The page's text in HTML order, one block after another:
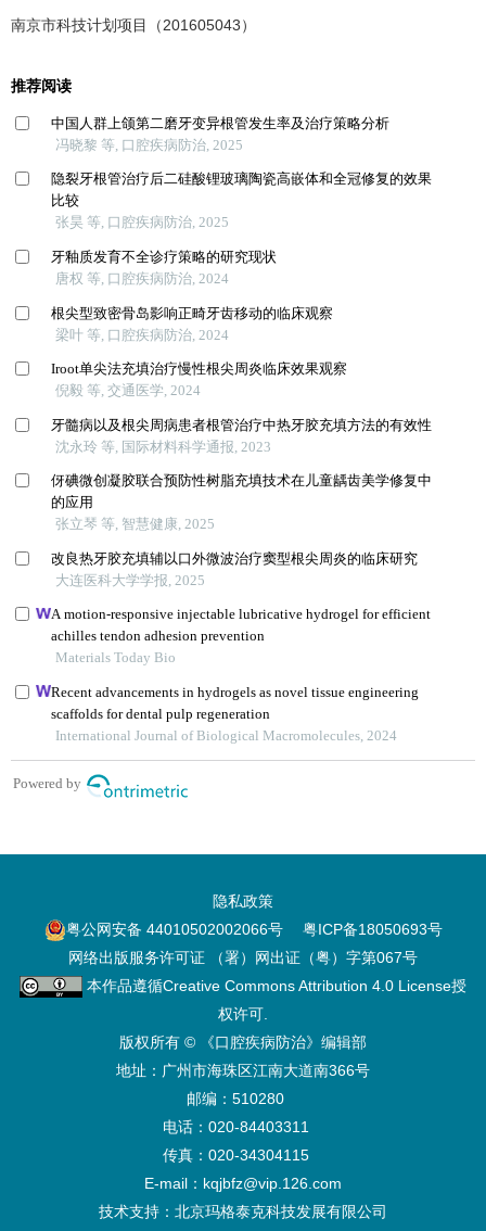
南京市科技计划项目（201605043）
隐私政策
粤公网安备 44010502002066号
粤ICP备18050693号
网络出版服务许可证 （署）网出证（粤）字第067号
本作品遵循Creative Commons Attribution 4.0 License授
权许可.
版权所有 © 《口腔疾病防治》编辑部
地址：广州市海珠区江南大道南366号
邮编：510280
电话：020-84403311
传真：020-34304115
E-mail：kqjbfz@vip.126.com
技术支持： 北京玛格泰克科技发展有限公司